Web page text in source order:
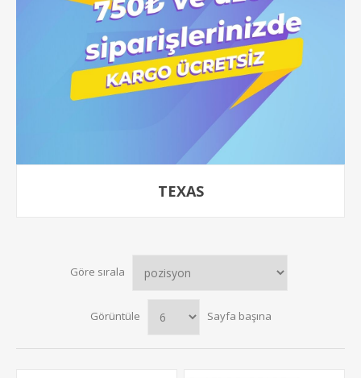
TEXAS
Göre sırala
Görüntüle Sayfa başına